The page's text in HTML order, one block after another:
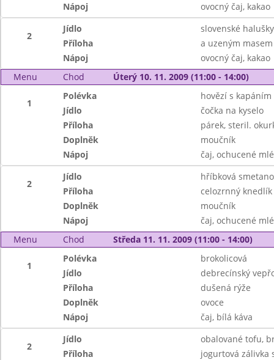
Nápoj
ovocný čaj, kakao
2
Jídlo
slovenské
Příloha
a uzeným masem
Nápoj
ovocný čaj, kakao
Menu
Chod Úterý 10. 11. 2009 (11:00 - 14:00)
1
Polévka
hovězí s kapáním
Jídlo
čočka na kyselo
Příloha
párek, steril.
Doplněk
moučník
Nápoj
čaj, ochucené
2
Jídlo
hříbková
Příloha
celozrnný knedlík
Doplněk
moučník
Nápoj
čaj, ochucené
Menu
Chod Středa 11. 11. 2009 (11:00 - 14:00)
1
Polévka
brokolicová
Jídlo
debrecínský
Příloha
dušená rýže
Doplněk
ovoce
Nápoj
čaj, bílá káva
2
Jídlo
obalované tofu,
Příloha
jogurtová zálivka